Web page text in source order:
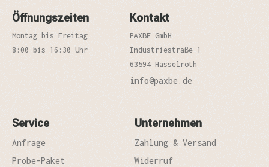
Öffnungszeiten
Montag bis Freitag
8:00 bis 16:30 Uhr
Kontakt
PAXBE GmbH
Industriestraße 1
63594 Hasselroth
info@paxbe.de
Service
Anfrage
Probe-Paket
Unternehmen
Zahlung & Versand
Widerruf